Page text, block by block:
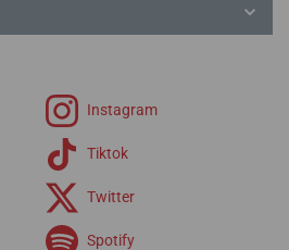
Instagram
Tiktok
Twitter
Spotify